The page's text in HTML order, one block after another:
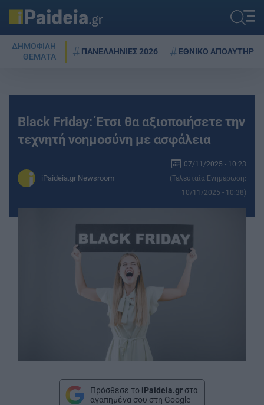
ΔΗΜΟΦΙΛΗ
ΘΕΜΑΤΑ
ΠΑΝΕΛΛΗΝΙΕΣ 2026 ΕΘΝΙΚΟ ΑΠΟΛΥΤΗΡΙΟ
Black Friday: Έτσι θα αξιοποιήσετε την
τεχνητή νοημοσύνη με ασφάλεια
iPaideia.gr Newsroom
07/11/2025 - 10:23
(Τελευταία Ενημέρωση:
10/11/2025 - 10:38)
Πρόσθεσε το iPaideia.gr στα
αγαπημένα σου στη Google